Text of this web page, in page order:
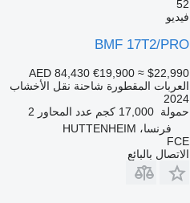
52
فيديو
BMF 17T2/PRO
AED 84,430 €19,900 ≈ $22,990
العربات المقطورة شاحنة نقل الأخشاب
2024
حمولة 17,000 كجم عدد المحاور 2
فرنسا، HUTTENHEIM
FCE
الاتصال بالبائع